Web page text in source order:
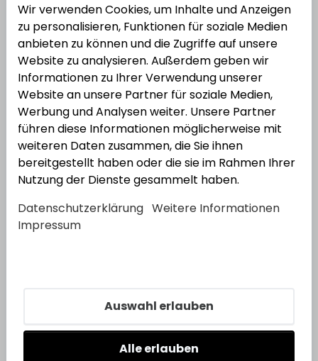
2Varianten
Behle Montageset gerade 250.00 paarweise
H/K/M
anzeigen
BehleBehle Montageset 45° 130.46.3
einseitig
Bestell-Nr.:
BehleBehle Stoßgriff ES 30.300 ks
Wir verwenden Cookies, um Inhalte und Anzeigen
zu personalisieren, Funktionen für soziale Medien
anbieten zu können und die Zugriffe auf unsere
Website zu analysieren. Außerdem geben wir
Informationen zu Ihrer Verwendung unserer
Website an unsere Partner für soziale Medien,
Werbung und Analysen weiter. Unsere Partner
führen diese Informationen möglicherweise mit
weiteren Daten zusammen, die Sie ihnen
bereitgestellt haben oder die sie im Rahmen Ihrer
Nutzung der Dienste gesammelt haben.
Datenschutzerklärung Weitere Informationen
Impressum
Auswahl erlauben
Alle erlauben